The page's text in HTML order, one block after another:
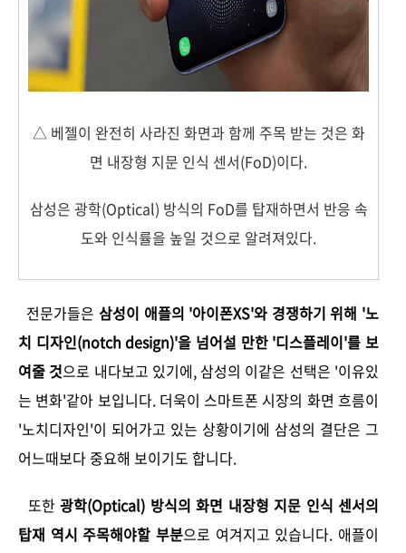
△ 베젤이 완전히 사라진 화면과 함께 주목 받는 것은 화
면 내장형 지문 인식 센서(FoD)이다.
삼성은 광학(Optical) 방식의 FoD를 탑재하면서 반응 속
도와 인식률을 높일 것으로 알려져있다.
전문가들은 삼성이 애플의 '아이폰XS'와 경쟁하기 위해 '노
치 디자인(notch design)'을 넘어설 만한 '디스플레이'를 보
여줄 것으로 내다보고 있기에, 삼성의 이같은 선택은 '이유있
는 변화'같아 보입니다. 더욱이 스마트폰 시장의 화면 흐름이
'노치디자인'이 되어가고 있는 상황이기에 삼성의 결단은 그
어느때보다 중요해 보이기도 합니다.
또한광학(Optical) 방식의 화면 내장형 지문 인식 센서의
탑재 역시 주목해야할 부분으로 여겨지고 있습니다. 애플이